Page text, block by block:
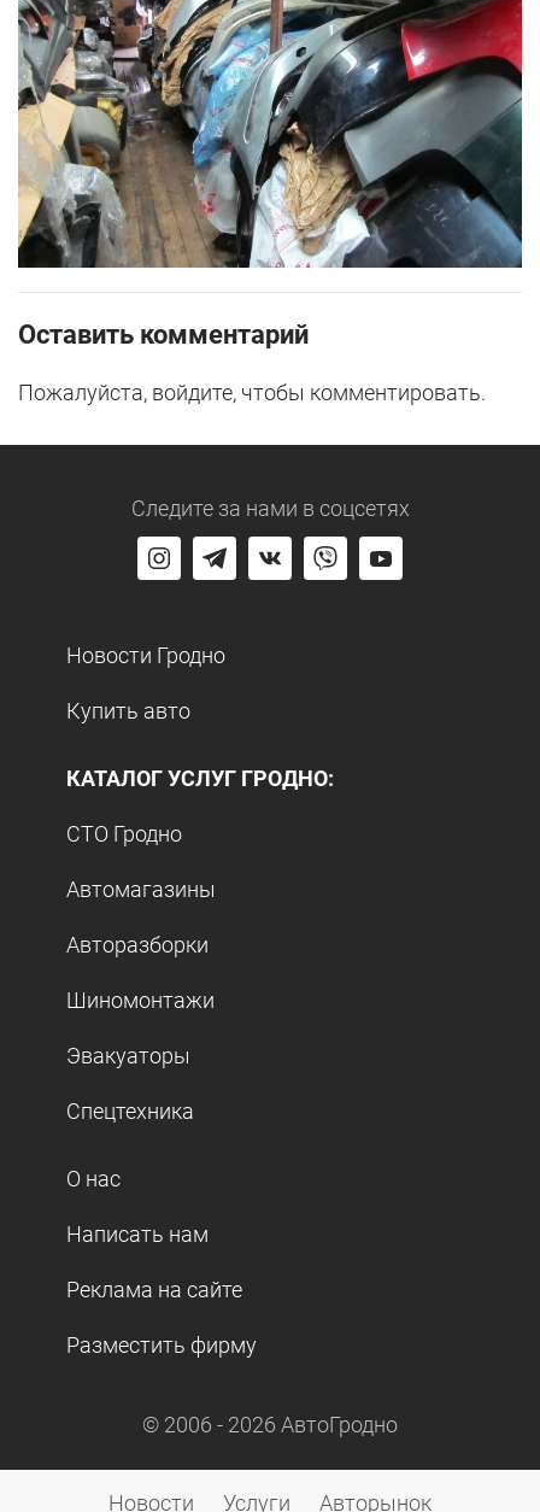
Оставить комментарий
Пожалуйста, войдите, чтобы комментировать.
Следите за нами в соцсетях
Новости Гродно
Купить авто
КАТАЛОГ УСЛУГ ГРОДНО:
СТО Гродно
Автомагазины
Авторазборки
Шиномонтажи
Эвакуаторы
Спецтехника
О нас
Написать нам
Реклама на сайте
Разместить фирму
© 2006 - 2026 АвтоГродно
Новости Услуги Авторынок